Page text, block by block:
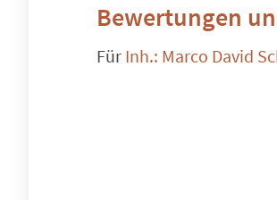
Bewertungen
Für Inh.: Marco David